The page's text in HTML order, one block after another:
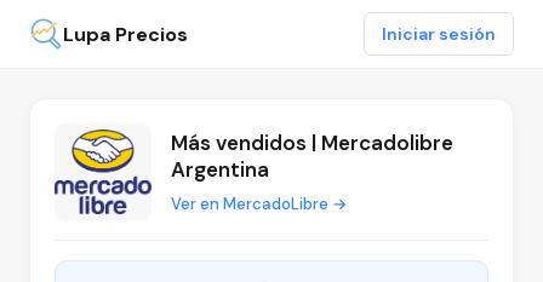
Lupa Precios Iniciar sesión
Más vendidos | Mercadolibre
Argentina
Ver en MercadoLibre →